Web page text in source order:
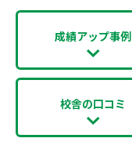
成績アップ事例
校舎の口コミ